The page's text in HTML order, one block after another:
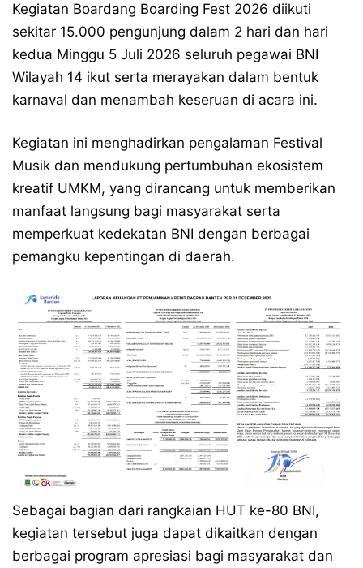
Kegiatan Boardang Boarding Fest 2026 diikuti
sekitar 15.000 pengunjung dalam 2 hari dan hari
kedua Minggu 5 Juli 2026 seluruh pegawai BNI
Wilayah 14 ikut serta merayakan dalam bentuk
karnaval dan menambah keseruan di acara ini.
Kegiatan ini menghadirkan pengalaman Festival
Musik dan mendukung pertumbuhan ekosistem
kreatif UMKM, yang dirancang untuk memberikan
manfaat langsung bagi masyarakat serta
memperkuat kedekatan BNI dengan berbagai
pemangku kepentingan di daerah.
Sebagai bagian dari rangkaian HUT ke-80 BNI,
kegiatan tersebut juga dapat dikaitkan dengan
berbagai program apresiasi bagi masyarakat dan